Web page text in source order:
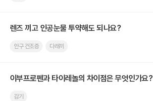
렌즈 끼고 인공눈물 투약해도 되나요?
안구 건조증 다래끼
이부프로펜과 타이레놀의 차이점은 무엇인가요?
감기